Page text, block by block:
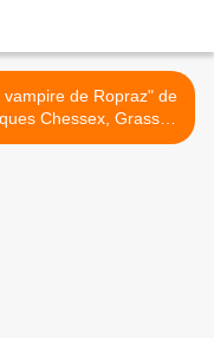
vampire de Ropraz" de
Chessex, Grasset,
2007 >